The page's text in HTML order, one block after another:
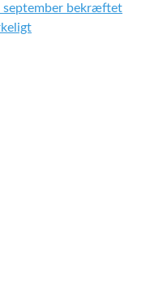
september bekræftet